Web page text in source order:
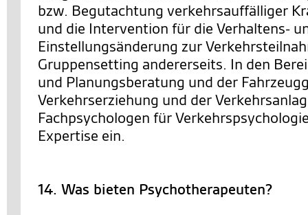
bzw. Begutachtung verkehrsauffälliger
und die Intervention für die Verhaltens-
Einstellungsänderung zur
Gruppensetting andererseits. In den
und Planungsberatung und der
Verkehrserziehung und der
Fachpsychologen für
Expertise ein.
14. Was bieten Psychotherapeuten?